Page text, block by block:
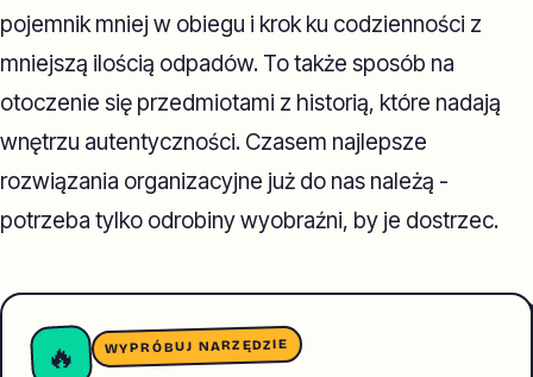
pojemnik mniej w obiegu i krok ku codzienności z
mniejszą ilością odpadów. To także sposób na
otoczenie się przedmiotami z historią, które nadają
wnętrzu autentyczności. Czasem najlepsze
rozwiązania organizacyjne już do nas należą -
potrzeba tylko odrobiny wyobraźni, by je dostrzec.
🔥 WYPRÓBUJ NARZĘDZIE